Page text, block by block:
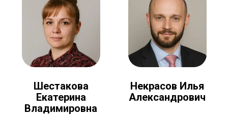
Шестакова
Екатерина
Владимировна
Некрасов Илья
Александрович